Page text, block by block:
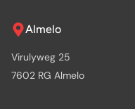
Almelo
Virulyweg 25
7602 RG Almelo